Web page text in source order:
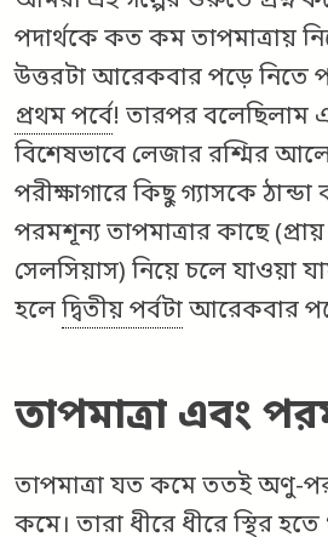
পদার্থকে কত কম তাপমাত্রায়
উত্তরটা আরেকবার পড়ে নিতে
প্রথম পর্বে! তারপর বলেছিলাম
বিশেষভাবে লেজার রশ্মির
পরীক্ষাগারে কিছু গ্যাসকে
পরমশূন্য তাপমাত্রার কাছে (প্রায়
সেলসিয়াস) নিয়ে চলে যাওয়া
হলেদ্বিতীয় পর্বটাআরেকবার
তাপমাত্রা এবং
তাপমাত্রা যত কমে ততই অণু-
কমে। তারা ধীরে ধীরে স্থির